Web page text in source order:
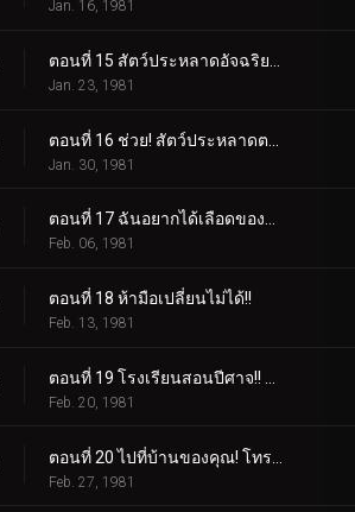
Jan. 16, 1981
Jan. 23, 1981
Jan. 30, 1981
ตอนที่ 17 ฉันอยากได้เลือดของคาซึยะ! ดาบประหลาดเรียก
Feb. 06, 1981
ตอนที่ 18 ห้ามือเปลี่ยนไม่ได้!!
Feb. 13, 1981
Feb. 20, 1981
Feb. 27, 1981